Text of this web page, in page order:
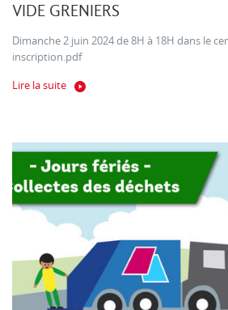
VIDE GRENIERS
Dimanche 2 juin 2024 de 8H à 18H dans le
inscription.pdf
Lire la suite